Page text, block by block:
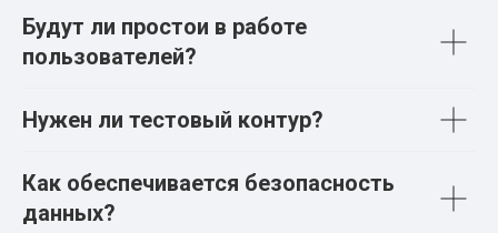
Будут ли простои в работе
пользователей?
Нужен ли тестовый контур?
Как обеспечивается безопасность
данных?